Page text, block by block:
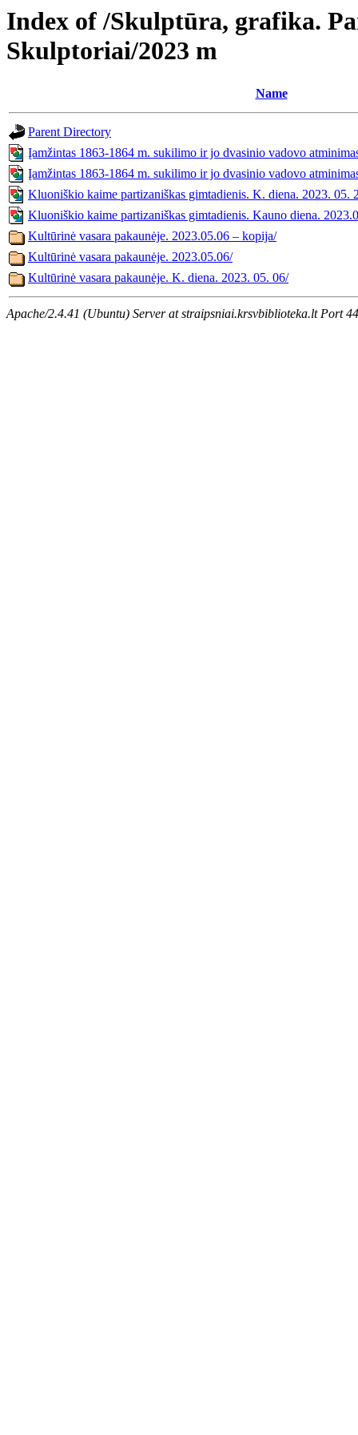
Index of /Skulptūra, grafika.
Skulptoriai/2023 m
Name
Parent Directory
Įamžintas 1863-1864 m. sukilimo ir jo dvasinio vadovo
Įamžintas 1863-1864 m. sukilimo ir jo dvasinio vadovo
Kluoniškio kaime partizaniškas gimtadienis. K. diena. 2023. 05.
Kluoniškio kaime partizaniškas gimtadienis. Kauno diena.
Kultūrinė vasara pakaunėje. 2023.05.06 – kopija/
Kultūrinė vasara pakaunėje. 2023.05.06/
Kultūrinė vasara pakaunėje. K. diena. 2023. 05. 06/
Apache/2.4.41 (Ubuntu) Server at straipsniai.krsvbiblioteka.lt Port